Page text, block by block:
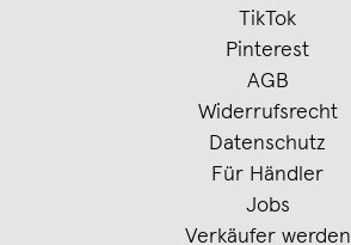
TikTok
Pinterest
AGB
Widerrufsrecht
Datenschutz
Für Händler
Jobs
Verkäufer werden